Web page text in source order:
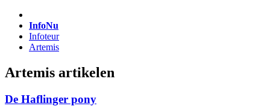
InfoNu
Infoteur
Artemis
Artemis artikelen
De Haflinger pony